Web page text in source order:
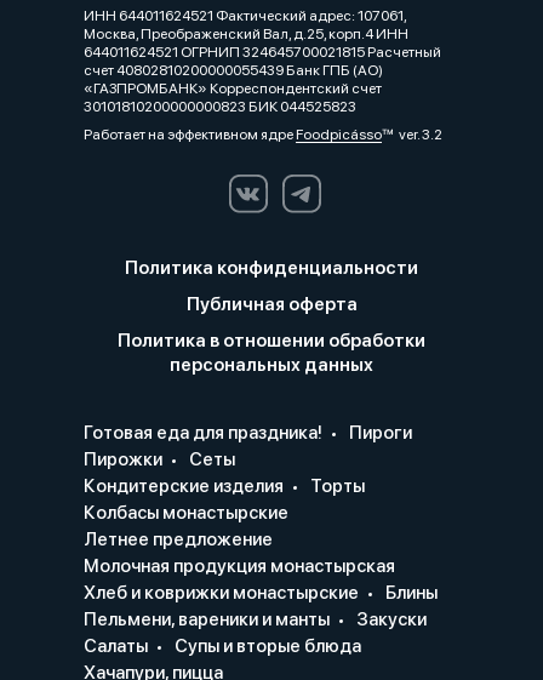
ИНН 644011624521 Фактический адрес: 107061,
Москва, Преображенский Вал, д.25, корп.4 ИНН
644011624521 ОГРНИП 324645700021815 Расчетный
счет 40802810200000055439 Банк ГПБ (АО)
«ГАЗПРОМБАНК» Корреспондентский счет
30101810200000000823 БИК 044525823
Работает на эффективном ядреFoodpicássover. 3.2
Политика конфиденциальности
Публичная оферта
Политика в отношении обработки
персональных данных
Готовая еда для праздника!
Пироги
Пирожки
Сеты
Кондитерские изделия
Торты
Колбасы монастырские
Летнее предложение
Молочная продукция монастырская
Хлеб и коврижки монастырские
Блины
Пельмени, вареники и манты
Закуски
Салаты
Супы и вторые блюда
Хачапури, пицца